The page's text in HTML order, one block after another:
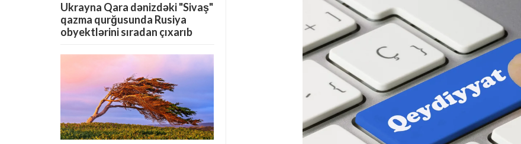
Ukrayna Qara dənizdəki "Sivaş"
qazma qurğusunda Rusiya
obyektlərini sıradan çıxarıb